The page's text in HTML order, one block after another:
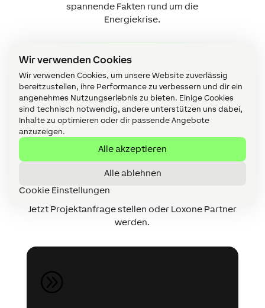
Wir verwenden Cookies
Wir verwenden Cookies, um unsere Website zuverlässig
bereitzustellen, ihre Performance zu verbessern und dir ein
angenehmes Nutzungserlebnis zu bieten. Einige Cookies
sind technisch notwendig, andere unterstützen uns dabei,
Inhalte zu optimieren oder dir passende Angebote
anzuzeigen.
Alle akzeptieren
Alle ablehnen
Cookie Einstellungen
spannende Fakten rund um die
Energiekrise.
Zum Energy-Hub
Jetzt kontaktieren
Jetzt Projektanfrage stellen oder Loxone Partner
werden.